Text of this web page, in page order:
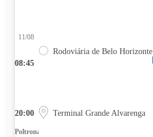
08:45
11/08
Rodoviária de Belo Horizonte
20:00 Terminal Grande Alvarenga
Poltrona